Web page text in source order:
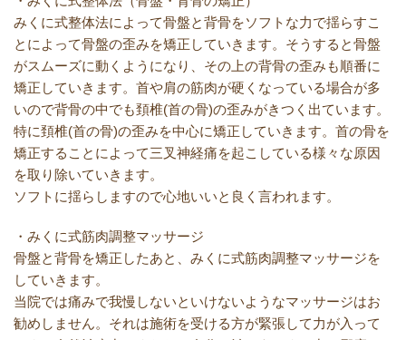
みくに式整体法によって骨盤と背骨をソフトな力で揺らすこ
とによって骨盤の歪みを矯正していきます。そうすると骨盤
がスムーズに動くようになり、その上の背骨の歪みも順番に
矯正していきます。首や肩の筋肉が硬くなっている場合が多
いので背骨の中でも頚椎(首の骨)の歪みがきつく出ています。
特に頚椎(首の骨)の歪みを中心に矯正していきます。首の骨を
矯正することによって三叉神経痛を起こしている様々な原因
を取り除いていきます。
ソフトに揺らしますので心地いいと良く言われます。
・みくに式筋肉調整マッサージ
骨盤と背骨を矯正したあと、みくに式筋肉調整マッサージを
していきます。
当院では痛みで我慢しないといけないようなマッサージはお
勧めしません。それは施術を受ける方が緊張して力が入って